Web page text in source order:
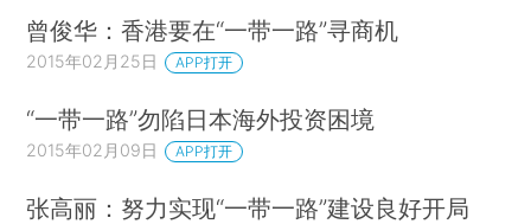
曾俊华：香港要在“一带一路”寻商机
2015年02月25日 APP打开
“一带一路”勿陷日本海外投资困境
2015年02月09日 APP打开
张高丽：努力实现“一带一路”建设良好开局